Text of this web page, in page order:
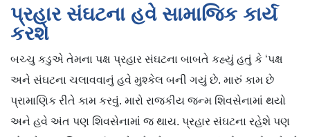
પ્રહાર સંઘટના હવે સામાજિક કાર્ય
કરશે
બચ્ચુ કડુએ તેમના પક્ષ પ્રહાર સંઘટના બાબતે કહ્યું હતું કે ‘પક્ષ
અને સંઘટના ચલાવવાનું હવે મુશ્કેલ બની ગયું છે. મારું કામ છે
પ્રામાણિક રીતે કામ કરવું. મારો રાજકીય જન્મ શિવસેનામાં થયો
અને હવે અંત પણ શિવસેનામાં જ થાય. પ્રહાર સંઘટના રહેશે પણ